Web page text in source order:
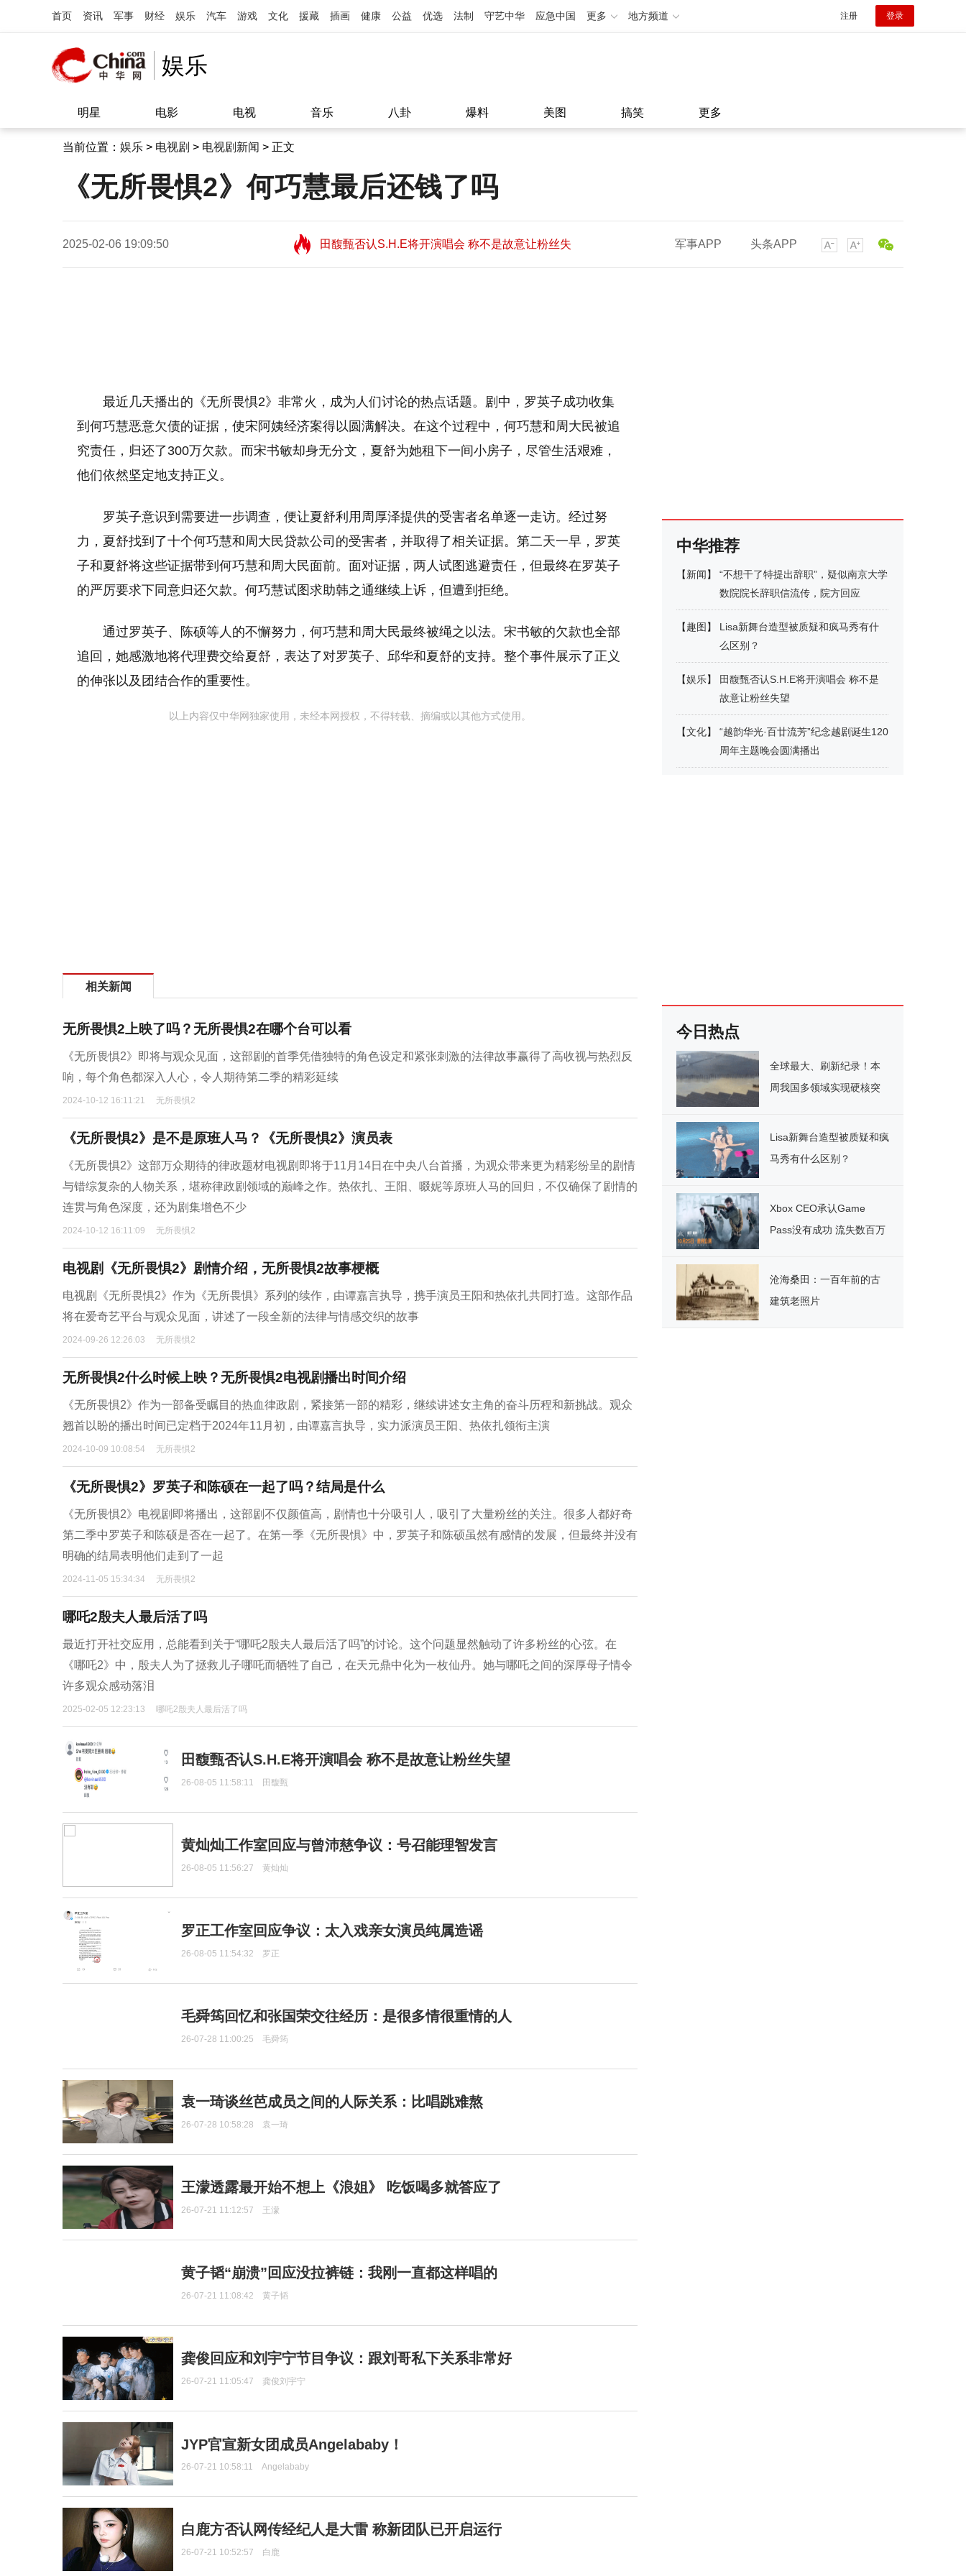
首页 资讯 军事 财经 娱乐 汽车 游戏 文化 援藏 插画 健康 公益 优选 法制 守艺中华 应急中国 更多 地方频道 注册 登录
娱乐
明星 电影 电视 音乐 八卦 爆料 美图 搞笑 更多
当前位置： 娱乐 > 电视剧 > 电视剧新闻 > 正文
《无所畏惧2》何巧慧最后还钱了吗
2025-02-06 19:09:50
田馥甄否认S.H.E将开演唱会 称不是故意让粉丝失
望11:08
田馥甄否认S.H.E将开演唱会 称不是故意让粉丝失
军事APP 头条APP
最近几天播出的《无所畏惧2》非常火，成为人们讨论的热点话题。剧中，罗英子成功收集
到何巧慧恶意欠债的证据，使宋阿姨经济案得以圆满解决。在这个过程中，何巧慧和周大民被追
究责任，归还了300万欠款。而宋书敏却身无分文，夏舒为她租下一间小房子，尽管生活艰难，
他们依然坚定地支持正义。
罗英子意识到需要进一步调查，便让夏舒利用周厚泽提供的受害者名单逐一走访。经过努
力，夏舒找到了十个何巧慧和周大民贷款公司的受害者，并取得了相关证据。第二天一早，罗英
子和夏舒将这些证据带到何巧慧和周大民面前。面对证据，两人试图逃避责任，但最终在罗英子
的严厉要求下同意归还欠款。何巧慧试图求助韩之通继续上诉，但遭到拒绝。
通过罗英子、陈硕等人的不懈努力，何巧慧和周大民最终被绳之以法。宋书敏的欠款也全部
追回，她感激地将代理费交给夏舒，表达了对罗英子、邱华和夏舒的支持。整个事件展示了正义
的伸张以及团结合作的重要性。
以上内容仅中华网独家使用，未经本网授权，不得转载、摘编或以其他方式使用。
相关新闻
无所畏惧2上映了吗？无所畏惧2在哪个台可以看
《无所畏惧2》即将与观众见面，这部剧的首季凭借独特的角色设定和紧张刺激的法律故事赢得了高收视与热烈反
响，每个角色都深入人心，令人期待第二季的精彩延续
2024-10-12 16:11:21 无所畏惧2
《无所畏惧2》是不是原班人马？《无所畏惧2》演员表
《无所畏惧2》这部万众期待的律政题材电视剧即将于11月14日在中央八台首播，为观众带来更为精彩纷呈的剧情
与错综复杂的人物关系，堪称律政剧领域的巅峰之作。热依扎、王阳、啜妮等原班人马的回归，不仅确保了剧情的
连贯与角色深度，还为剧集增色不少
2024-10-12 16:11:09 无所畏惧2
电视剧《无所畏惧2》剧情介绍，无所畏惧2故事梗概
电视剧《无所畏惧2》作为《无所畏惧》系列的续作，由谭嘉言执导，携手演员王阳和热依扎共同打造。这部作品
将在爱奇艺平台与观众见面，讲述了一段全新的法律与情感交织的故事
2024-09-26 12:26:03 无所畏惧2
无所畏惧2什么时候上映？无所畏惧2电视剧播出时间介绍
《无所畏惧2》作为一部备受瞩目的热血律政剧，紧接第一部的精彩，继续讲述女主角的奋斗历程和新挑战。观众
翘首以盼的播出时间已定档于2024年11月初，由谭嘉言执导，实力派演员王阳、热依扎领衔主演
2024-10-09 10:08:54 无所畏惧2
《无所畏惧2》罗英子和陈硕在一起了吗？结局是什么
《无所畏惧2》电视剧即将播出，这部剧不仅颜值高，剧情也十分吸引人，吸引了大量粉丝的关注。很多人都好奇
第二季中罗英子和陈硕是否在一起了。在第一季《无所畏惧》中，罗英子和陈硕虽然有感情的发展，但最终并没有
明确的结局表明他们走到了一起
2024-11-05 15:34:34 无所畏惧2
哪吒2殷夫人最后活了吗
最近打开社交应用，总能看到关于“哪吒2殷夫人最后活了吗”的讨论。这个问题显然触动了许多粉丝的心弦。在
《哪吒2》中，殷夫人为了拯救儿子哪吒而牺牲了自己，在天元鼎中化为一枚仙丹。她与哪吒之间的深厚母子情令
许多观众感动落泪
2025-02-05 12:23:13 哪吒2殷夫人最后活了吗
田馥甄否认S.H.E将开演唱会 称不是故意让粉丝失望
26-08-05 11:58:11 田馥甄
黄灿灿工作室回应与曾沛慈争议：号召能理智发言
26-08-05 11:56:27 黄灿灿
罗正工作室回应争议：太入戏亲女演员纯属造谣
26-08-05 11:54:32 罗正
毛舜筠回忆和张国荣交往经历：是很多情很重情的人
26-07-28 11:00:25 毛舜筠
袁一琦谈丝芭成员之间的人际关系：比唱跳难熬
26-07-28 10:58:28 袁一琦
王濛透露最开始不想上《浪姐》 吃饭喝多就答应了
26-07-21 11:12:57 王濛
黄子韬“崩溃”回应没拉裤链：我刚一直都这样唱的
26-07-21 11:08:42 黄子韬
龚俊回应和刘宇宁节目争议：跟刘哥私下关系非常好
26-07-21 11:05:47 龚俊刘宇宁
JYP官宣新女团成员Angelababy！
26-07-21 10:58:11 Angelababy
白鹿方否认网传经纪人是大雷 称新团队已开启运行
26-07-21 10:52:57 白鹿
中华推荐
【新闻】
“不想干了特提出辞职”，疑似南京大学
数院院长辞职信流传，院方回应
【趣图 】
Lisa新舞台造型被质疑和疯马秀有什
么区别？
【娱乐】
田馥甄否认S.H.E将开演唱会 称不是
故意让粉丝失望
【文化】
“越韵华光·百廿流芳”纪念越剧诞生120
周年主题晚会圆满播出
今日热点
全球最大、刷新纪录！本
周我国多领域实现硬核突
Lisa新舞台造型被质疑和疯
马秀有什么区别？
Xbox CEO承认Game
Pass没有成功 流失数百万
沧海桑田：一百年前的古
建筑老照片